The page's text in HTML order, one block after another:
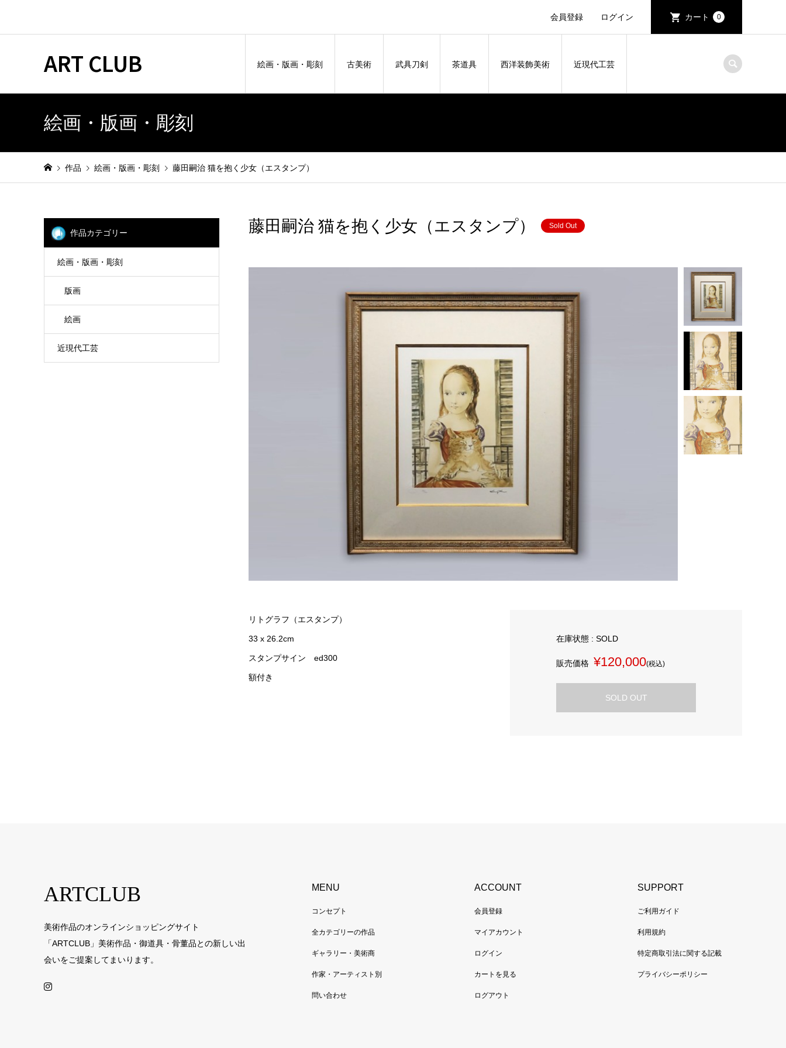
会員登録 ログイン カート 0
ART CLUB 絵画・版画・彫刻 古美術 武具刀剣 茶道具 西洋装飾美術 近現代工芸
絵画・版画・彫刻
作品 絵画・版画・彫刻 藤田嗣治 猫を抱く少女（エスタンプ）
藤田嗣治 猫を抱く少女（エスタンプ） Sold Out
リトグラフ（エスタンプ）
33 x 26.2cm
スタンプサイン ed300
額付き
在庫状態 : SOLD
販売価格 ¥120,000(税込)
SOLD OUT
作品カテゴリー
絵画・版画・彫刻
版画
絵画
近現代工芸
ARTCLUB
美術作品のオンラインショッピングサイト
「ARTCLUB」美術作品・御道具・骨董品との新しい出
会いをご提案してまいります。
MENU
コンセプト
全カテゴリーの作品
ギャラリー・美術商
作家・アーティスト別
問い合わせ
ACCOUNT
会員登録
マイアカウント
ログイン
カートを見る
ログアウト
SUPPORT
ご利用ガイド
利用規約
特定商取引法に関する記載
プライバシーポリシー